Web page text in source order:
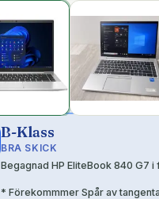
B-Klass
BRA SKICK
Begagnad HP EliteBook 840 G7 i
* Förekommmer Spår av